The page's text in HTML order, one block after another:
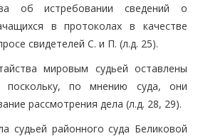
об истребовании сведений о
в протоколах в качестве
свидетелей С. и П. (л.д. 25).
мировым судьей оставлены
поскольку, по мнению суда, они
рассмотрения дела (л.д. 28, 29).
судьей районного суда Беликовой